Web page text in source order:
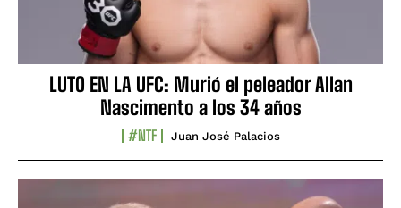
LUTO EN LA UFC: Murió el peleador Allan
Nascimento a los 34 años
#NTF Juan José Palacios